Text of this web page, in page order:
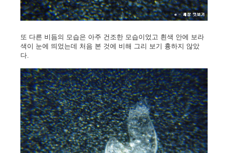
또 다른 비듬의 모습은 아주 건조한 모습이었고 흰색 안에 보라
색이 눈에 띄었는데 처음 본 것에 비해 그리 보기 흉하지 않았
다.